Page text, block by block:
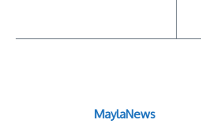
MaylaNews